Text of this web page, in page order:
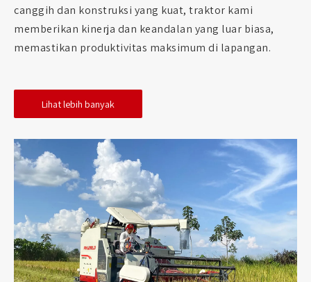
canggih dan konstruksi yang kuat, traktor kami
memberikan kinerja dan keandalan yang luar biasa,
memastikan produktivitas maksimum di lapangan.
Lihat lebih banyak